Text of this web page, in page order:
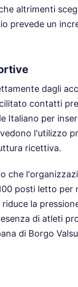
altrimenti
prevede un
dagli
contatti
Italiano per
l'utilizzo
ricettiva.
che
posti letto per
la
di atleti
di Borgo